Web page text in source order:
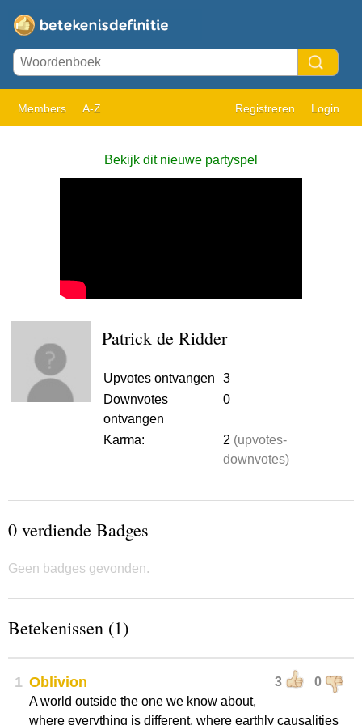
Members A-Z Registreren Login
Bekijk dit nieuwe partyspel
Patrick de Ridder
Upvotes ontvangen
3
Downvotes
ontvangen
0
Karma: 2 (upvotes-
downvotes)
0 verdiende Badges
Geen badges gevonden.
Betekenissen (1)
1 3 0
Oblivion
A world outside the one we know about,
where everything is different, where earthly causalities